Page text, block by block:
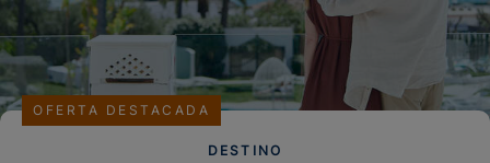
DESTINO
OFERTA DESTACADA